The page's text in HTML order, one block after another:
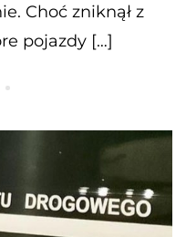
Choć zniknął z
pojazdy […]